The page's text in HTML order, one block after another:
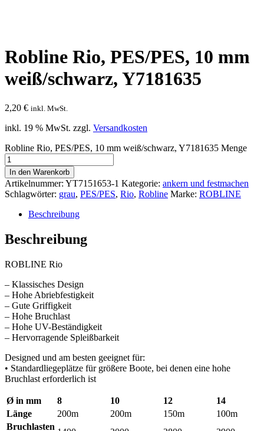
Robline Rio, PES/PES, 10 mm
weiß/schwarz, Y7181635
2,20 € inkl. MwSt.
inkl. 19 % MwSt. zzgl. Versandkosten
Robline Rio, PES/PES, 10 mm weiß/schwarz, Y7181635 Menge
In den Warenkorb
Artikelnummer: YT7151653-1 Kategorie: ankern und festmachen
Schlagwörter: grau, PES/PES, Rio, Robline Marke: ROBLINE
Beschreibung
Beschreibung
ROBLINE Rio
– Klassisches Design
– Hohe Abriebfestigkeit
– Gute Griffigkeit
– Hohe Bruchlast
– Hohe UV-Beständigkeit
– Hervorragende Spleißbarkeit
Designed und am besten geeignet für:
• Standardliegeplätze für größere Boote, bei denen eine hohe
Bruchlast erforderlich ist
Ø in mm 8 10 12
14
Länge
200m 200m 150m
100m
Bruchlasten